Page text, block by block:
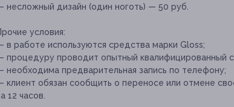
несложный дизайн (один ноготь) — 50 руб.
условия:
в работе используются средства марки Gloss;
процедуру проводит опытный квалифицированный
необходима предварительная запись по телефону;
клиент обязан сообщить о переносе или отмене
12 часов.